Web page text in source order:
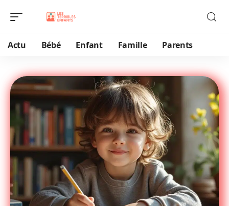
Actu Bébé Enfant Famille Parents